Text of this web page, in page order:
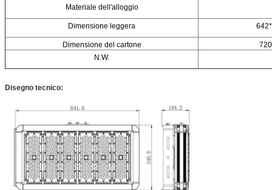
Materiale dell'alloggio
Dimensione leggera
Dimensione del cartone
N.W.
Disegno tecnico: